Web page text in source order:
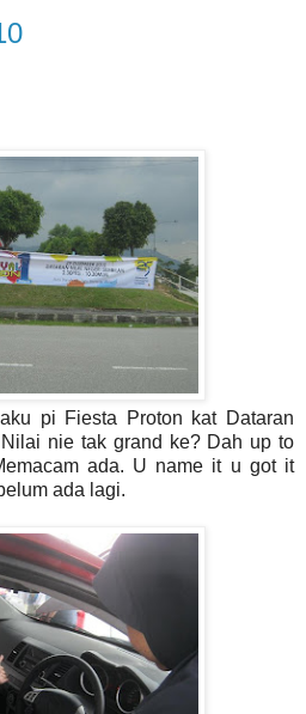
pi Fiesta Proton kat Dataran
nie tak grand ke? Dah up to
ada. U name it u got it
ada lagi.